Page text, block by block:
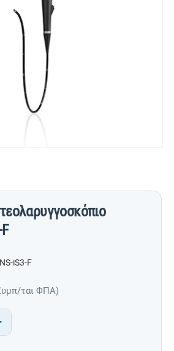
iS3-F
ται ΦΠΑ)